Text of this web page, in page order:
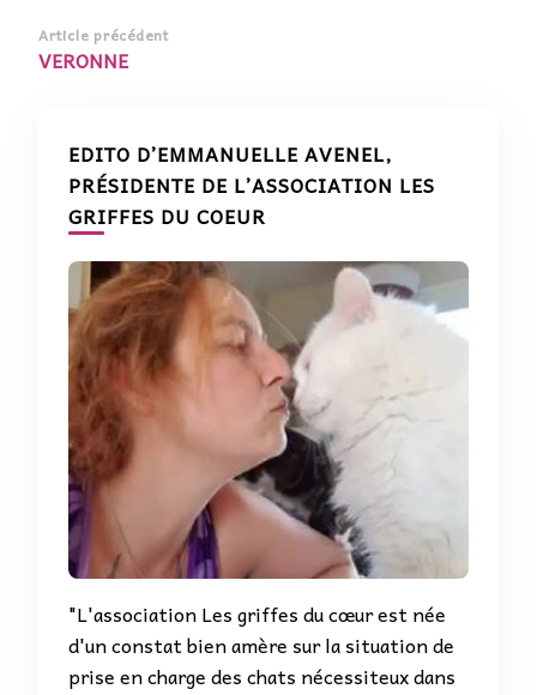
Navigation
d’article
Article précédent
VERONNE
EDITO D’EMMANUELLE AVENEL,
PRÉSIDENTE DE L’ASSOCIATION LES
GRIFFES DU COEUR
"L'association Les griffes du cœur est née
d'un constat bien amère sur la situation de
prise en charge des chats nécessiteux dans